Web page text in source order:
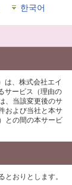
한국어
は、株式会社エイ
サービス（理由の
、当該変更後のサ
および当社と本サ
との間の本サービ
おりとします。